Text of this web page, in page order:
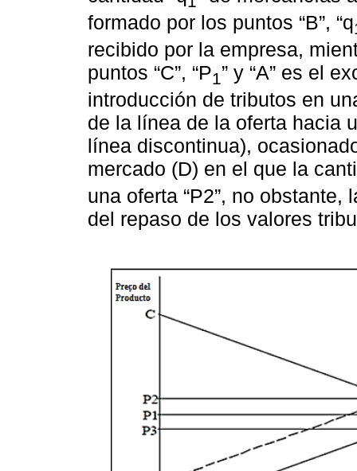
formado por los puntos “B”, “q
recibido por la empresa,
puntos “C”, “P1” y “A” es el
introducción de tributos en
de la línea de la oferta hacia
línea discontinua),
mercado (D) en el que la
una oferta “P2”, no obstante,
del repaso de los valores